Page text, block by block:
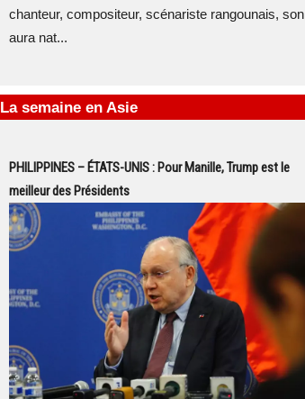
chanteur, compositeur, scénariste rangounais, son
aura nat...
La semaine en Asie
PHILIPPINES – ÉTATS-UNIS : Pour Manille, Trump est le
meilleur des Présidents